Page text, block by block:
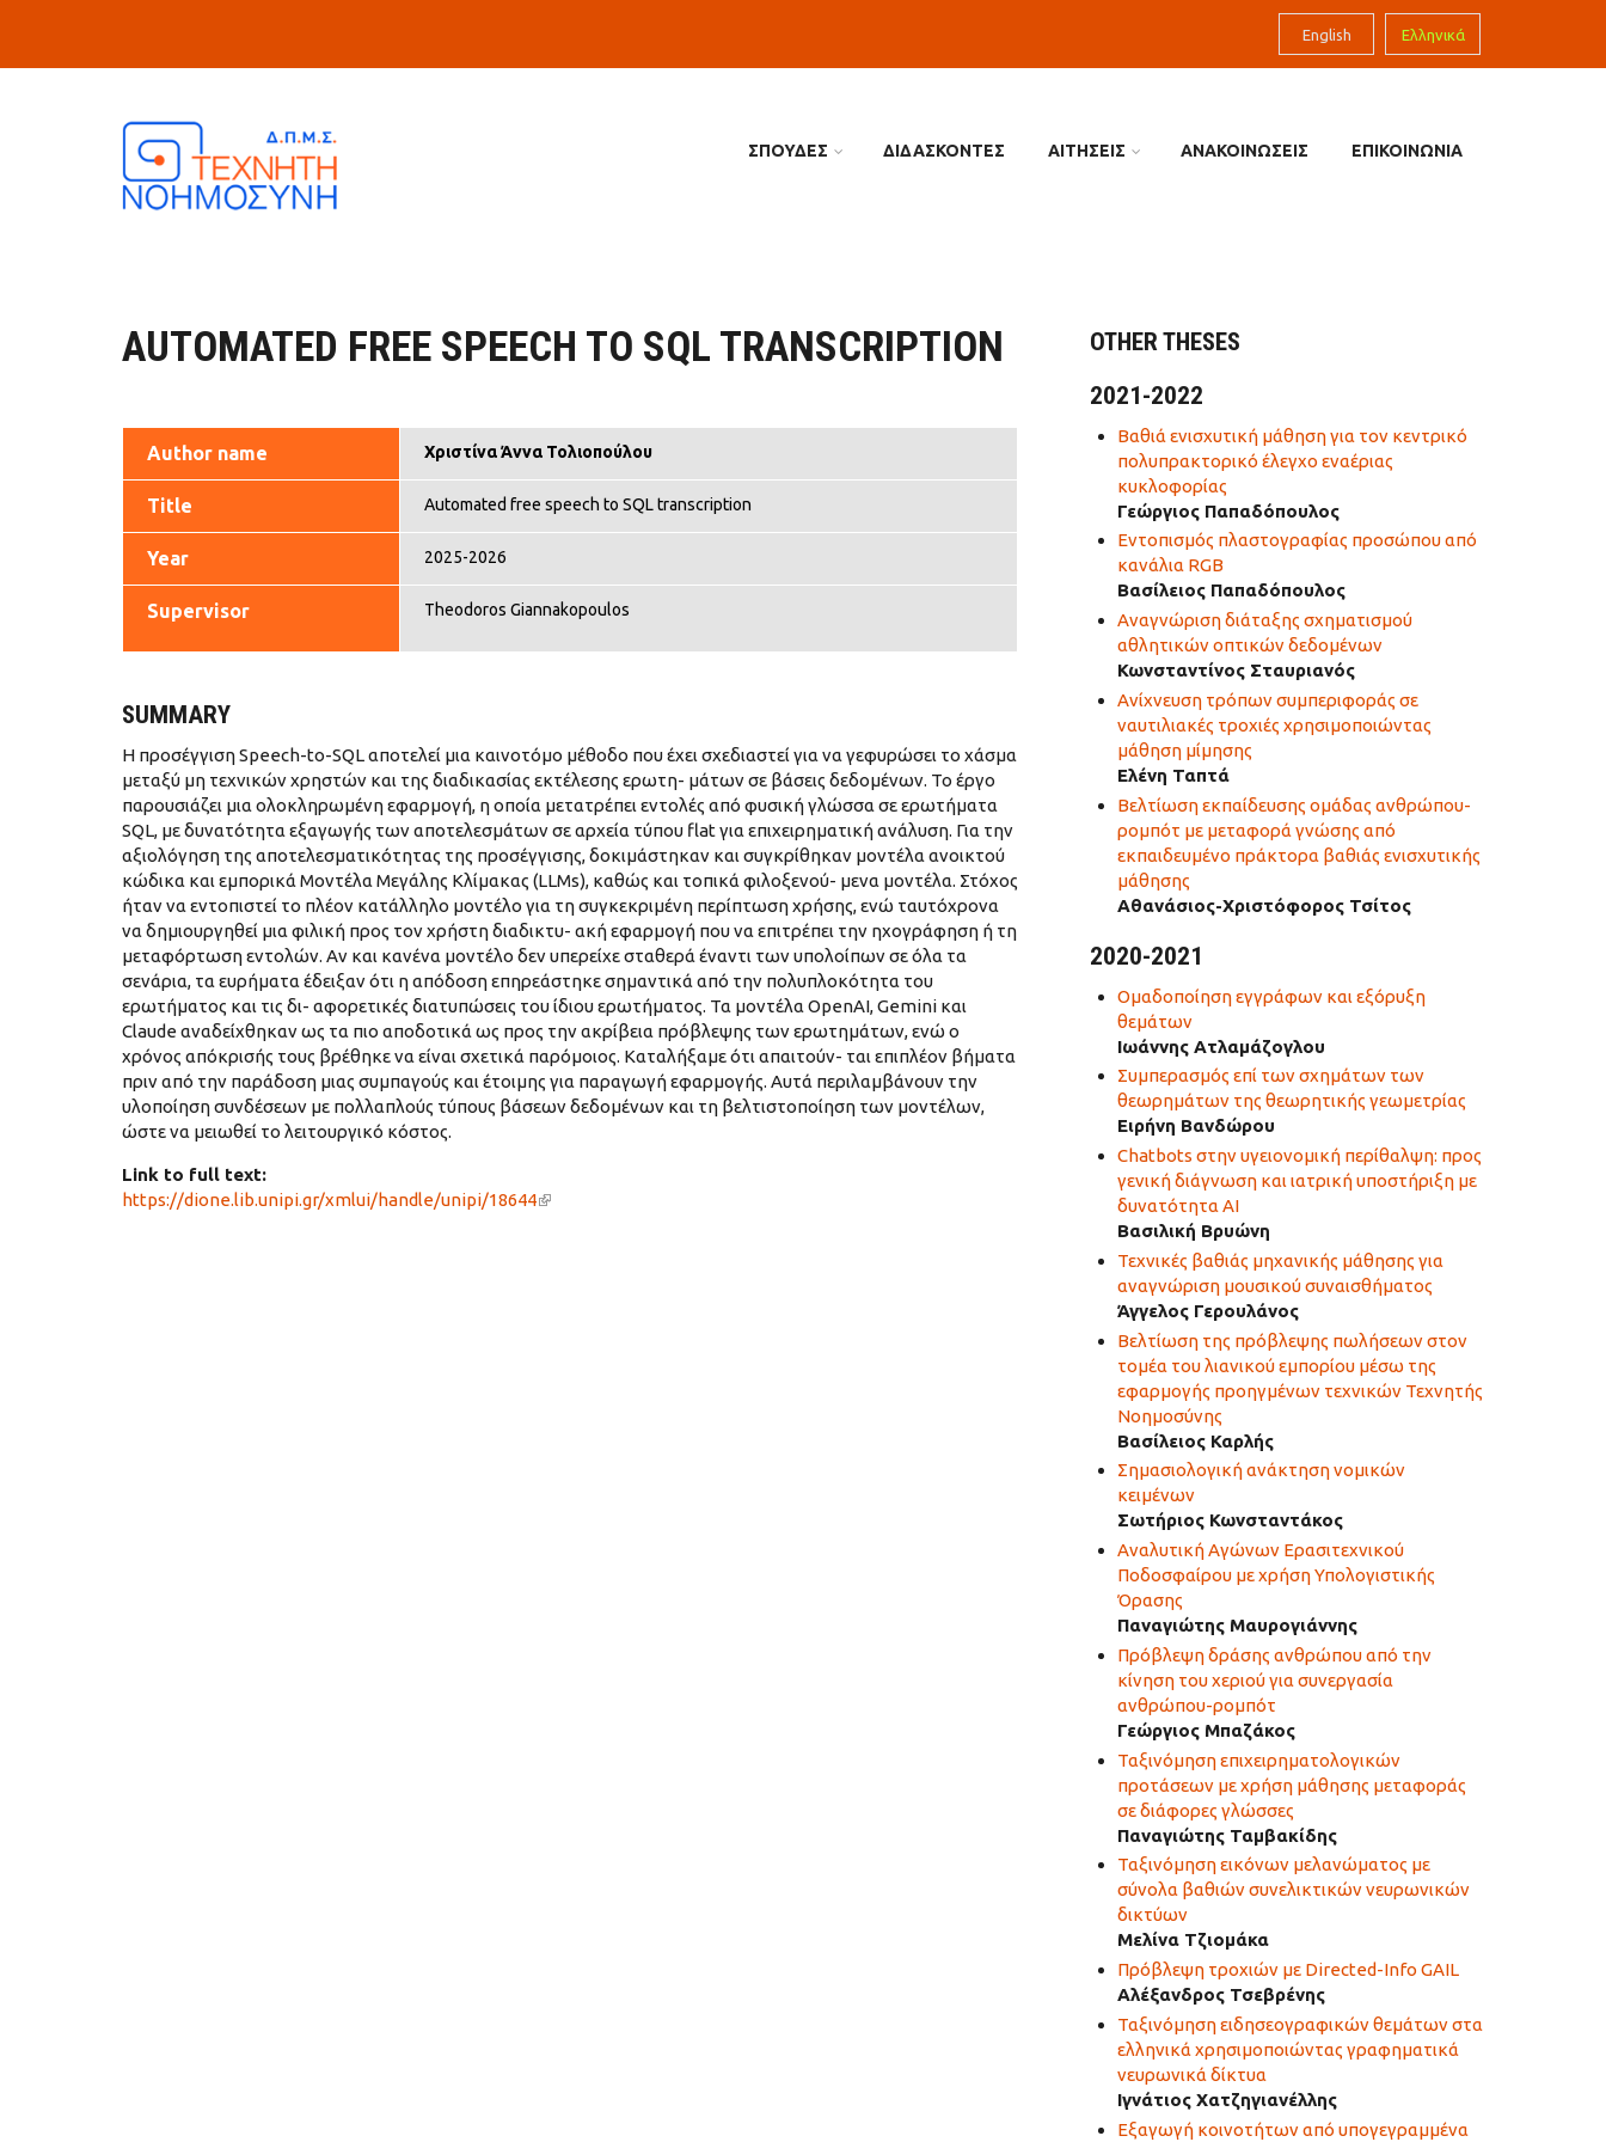
English Ελληνικά
ΣΠΟΥΔΕΣ ΔΙΔΑΣΚΟΝΤΕΣ ΑΙΤΗΣΕΙΣ ΑΝΑΚΟΙΝΩΣΕΙΣ ΕΠΙΚΟΙΝΩΝΙΑ
AUTOMATED FREE SPEECH TO SQL TRANSCRIPTION
Author name Χριστίνα Άννα Τολιοπούλου
Title Automated free speech to SQL transcription
Year 2025-2026
Supervisor Theodoros Giannakopoulos
SUMMARY
Η προσέγγιση Speech-to-SQL αποτελεί μια καινοτόμο μέθοδο που έχει σχεδιαστεί για να γεφυρώσει το χάσμα
μεταξύ μη τεχνικών χρηστών και της διαδικασίας εκτέλεσης ερωτη- μάτων σε βάσεις δεδομένων. Το έργο
παρουσιάζει μια ολοκληρωμένη εφαρμογή, η οποία μετατρέπει εντολές από φυσική γλώσσα σε ερωτήματα
SQL, με δυνατότητα εξαγωγής των αποτελεσμάτων σε αρχεία τύπου flat για επιχειρηματική ανάλυση. Για την
αξιολόγηση της αποτελεσματικότητας της προσέγγισης, δοκιμάστηκαν και συγκρίθηκαν μοντέλα ανοικτού
κώδικα και εμπορικά Μοντέλα Μεγάλης Κλίμακας (LLMs), καθώς και τοπικά φιλοξενού- μενα μοντέλα. Στόχος
ήταν να εντοπιστεί το πλέον κατάλληλο μοντέλο για τη συγκεκριμένη περίπτωση χρήσης, ενώ ταυτόχρονα
να δημιουργηθεί μια φιλική προς τον χρήστη διαδικτυ- ακή εφαρμογή που να επιτρέπει την ηχογράφηση ή τη
μεταφόρτωση εντολών. Αν και κανένα μοντέλο δεν υπερείχε σταθερά έναντι των υπολοίπων σε όλα τα
σενάρια, τα ευρήματα έδειξαν ότι η απόδοση επηρεάστηκε σημαντικά από την πολυπλοκότητα του
ερωτήματος και τις δι- αφορετικές διατυπώσεις του ίδιου ερωτήματος. Τα μοντέλα OpenAI, Gemini και
Claude αναδείχθηκαν ως τα πιο αποδοτικά ως προς την ακρίβεια πρόβλεψης των ερωτημάτων, ενώ ο
χρόνος απόκρισής τους βρέθηκε να είναι σχετικά παρόμοιος. Καταλήξαμε ότι απαιτούν- ται επιπλέον βήματα
πριν από την παράδοση μιας συμπαγούς και έτοιμης για παραγωγή εφαρμογής. Αυτά περιλαμβάνουν την
υλοποίηση συνδέσεων με πολλαπλούς τύπους βάσεων δεδομένων και τη βελτιστοποίηση των μοντέλων,
ώστε να μειωθεί το λειτουργικό κόστος.
Link to full text:
https://dione.lib.unipi.gr/xmlui/handle/unipi/18644(link is external)
OTHER THESES
2021-2022
Βαθιά ενισχυτική μάθηση για τον κεντρικό
πολυπρακτορικό έλεγχο εναέριας
κυκλοφορίας
Γεώργιος Παπαδόπουλος
Εντοπισμός πλαστογραφίας προσώπου από
κανάλια RGB
Βασίλειος Παπαδόπουλος
Αναγνώριση διάταξης σχηματισμού
αθλητικών οπτικών δεδομένων
Κωνσταντίνος Σταυριανός
Ανίχνευση τρόπων συμπεριφοράς σε
ναυτιλιακές τροχιές χρησιμοποιώντας
μάθηση μίμησης
Ελένη Ταπτά
Βελτίωση εκπαίδευσης ομάδας ανθρώπου-
ρομπότ με μεταφορά γνώσης από
εκπαιδευμένο πράκτορα βαθιάς ενισχυτικής
μάθησης
Αθανάσιος-Χριστόφορος Τσίτος
2020-2021
Ομαδοποίηση εγγράφων και εξόρυξη
θεμάτων
Ιωάννης Ατλαμάζογλου
Συμπερασμός επί των σχημάτων των
θεωρημάτων της θεωρητικής γεωμετρίας
Ειρήνη Βανδώρου
Chatbots στην υγειονομική περίθαλψη: προς
γενική διάγνωση και ιατρική υποστήριξη με
δυνατότητα AI
Βασιλική Βρυώνη
Τεχνικές βαθιάς μηχανικής μάθησης για
αναγνώριση μουσικού συναισθήματος
Άγγελος Γερουλάνος
Βελτίωση της πρόβλεψης πωλήσεων στον
τομέα του λιανικού εμπορίου μέσω της
εφαρμογής προηγμένων τεχνικών Τεχνητής
Νοημοσύνης
Βασίλειος Καρλής
Σημασιολογική ανάκτηση νομικών
κειμένων
Σωτήριος Κωνσταντάκος
Αναλυτική Αγώνων Ερασιτεχνικού
Ποδοσφαίρου με χρήση Υπολογιστικής
Όρασης
Παναγιώτης Μαυρογιάννης
Πρόβλεψη δράσης ανθρώπου από την
κίνηση του χεριού για συνεργασία
ανθρώπου-ρομπότ
Γεώργιος Μπαζάκος
Ταξινόμηση επιχειρηματολογικών
προτάσεων με χρήση μάθησης μεταφοράς
σε διάφορες γλώσσες
Παναγιώτης Ταμβακίδης
Ταξινόμηση εικόνων μελανώματος με
σύνολα βαθιών συνελικτικών νευρωνικών
δικτύων
Μελίνα Τζιομάκα
Πρόβλεψη τροχιών με Directed-Info GAIL
Αλέξανδρος Τσεβρένης
Ταξινόμηση ειδησεογραφικών θεμάτων στα
ελληνικά χρησιμοποιώντας γραφηματικά
νευρωνικά δίκτυα
Ιγνάτιος Χατζηγιανέλλης
Εξαγωγή κοινοτήτων από υπογεγραμμένα